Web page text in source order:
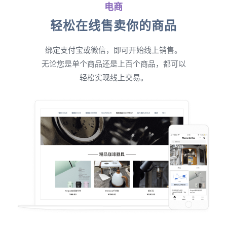
电商
轻松在线售卖你的商品
绑定支付宝或微信，即可开始线上销售。
无论您是单个商品还是上百个商品，都可以
轻松实现线上交易。